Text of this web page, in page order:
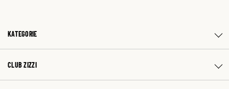
KATEGORIE
CLUB ZIZZI